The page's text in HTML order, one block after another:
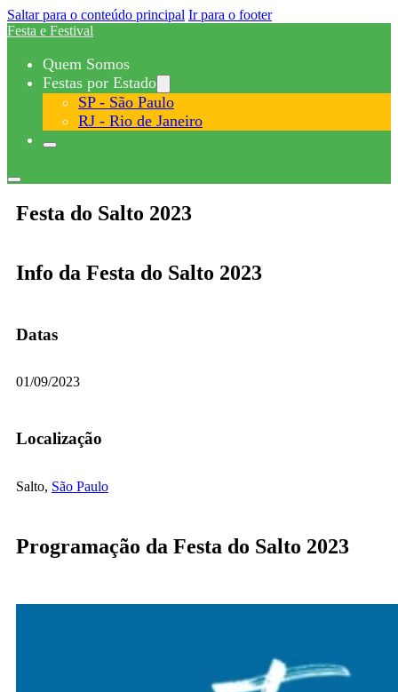
Saltar para o conteúdo principal Ir para o footer
Festa e Festival
Quem Somos
Festas por Estado
SP - São Paulo
RJ - Rio de Janeiro
Festa do Salto 2023
Info da Festa do Salto 2023
Datas
01/09/2023
Localização
Salto, São Paulo
Programação da Festa do Salto 2023